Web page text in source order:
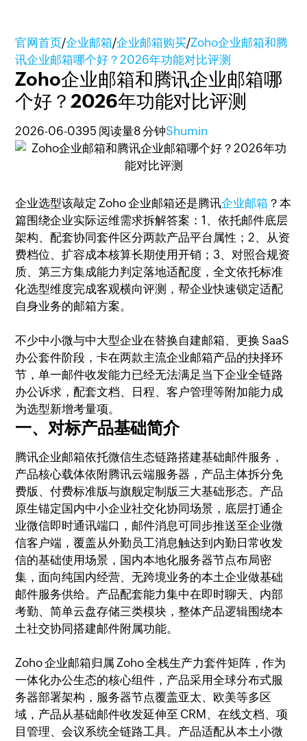
官网首页/企业邮箱/企业邮箱购买/Zoho企业邮箱和腾
讯企业邮箱哪个好？2026年功能对比评测
Zoho企业邮箱和腾讯企业邮箱哪
个好？2026年功能对比评测
2026-06-0395 阅读量8 分钟Shumin
企业选型该敲定 Zoho 企业邮箱还是腾讯企业邮箱 ？本
篇围绕企业实际运维需求拆解答案：1、依托邮件底层
架构、配套协同套件区分两款产品平台属性；2、从资
费档位、扩容成本核算长期使用开销；3、对照合规资
质、第三方集成能力判定落地适配度，全文依托标准
化选型维度完成客观横向评测，帮企业快速锁定适配
自身业务的邮箱方案。
不少中小微与中大型企业在替换自建邮箱、更换 SaaS
办公套件阶段，卡在两款主流企业邮箱产品的抉择环
节，单一邮件收发能力已经无法满足当下企业全链路
办公诉求，配套文档、日程、客户管理等附加能力成
为选型新增考量项。
一、对标产品基础简介
腾讯企业邮箱依托微信生态链路搭建基础邮件服务，
产品核心载体依附腾讯云端服务器，产品主体拆分免
费版、付费标准版与旗舰定制版三大基础形态。产品
原生锚定国内中小企业社交化协同场景，底层打通企
业微信即时通讯端口，邮件消息可同步推送至企业微
信客户端，覆盖从外勤员工消息触达到内勤日常收发
信的基础使用场景，国内本地化服务器节点布局密
集，面向纯国内经营、无跨境业务的本土企业做基础
邮件服务供给。产品配套能力集中在即时聊天、内部
考勤、简单云盘存储三类模块，整体产品逻辑围绕本
土社交协同搭建邮件附属功能。
Zoho 企业邮箱归属 Zoho 全栈生产力套件矩阵，作为
一体化办公生态的核心组件，产品采用全球分布式服
务器部署架构，服务器节点覆盖亚太、欧美等多区
域，产品从基础邮件收发延伸至 CRM、在线文档、项
目管理、会议系统全链路工具。产品适配从本土小微